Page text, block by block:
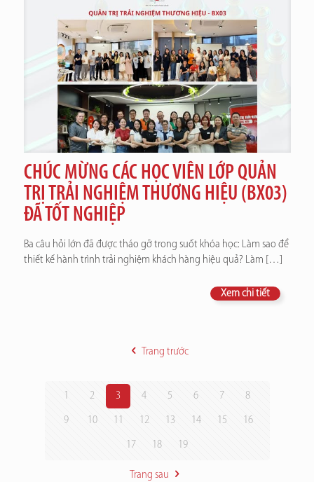
CHÚC MỪNG CÁC HỌC VIÊN LỚP QUẢN
TRỊ TRẢI NGHIỆM THƯƠNG HIỆU (BX03)
ĐÃ TỐT NGHIỆP
Ba câu hỏi lớn đã được tháo gỡ trong suốt khóa học: Làm sao để
thiết kế hành trình trải nghiệm khách hàng hiệu quả? Làm […]
Xem chi tiết
Trang trước
1 2 3 4 5 6 7 8
9 10 11 12 13 14 15 16
17 18 19
Trang sau